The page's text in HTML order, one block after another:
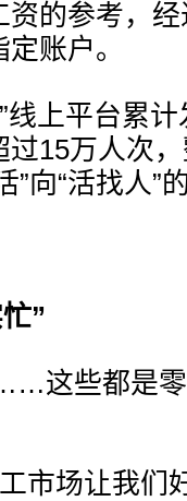
的参考，
账户。
线上平台累
15万人次
”向“活找人”
”
这些都是
市场让我们